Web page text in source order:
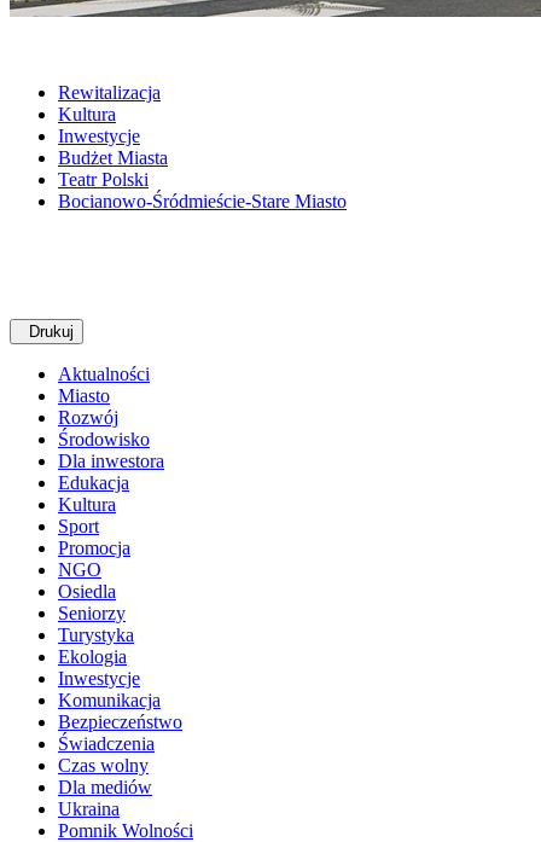
Rewitalizacja
Kultura
Inwestycje
Budżet Miasta
Teatr Polski
Bocianowo-Śródmieście-Stare Miasto
Drukuj
Aktualności
Miasto
Rozwój
Środowisko
Dla inwestora
Edukacja
Kultura
Sport
Promocja
NGO
Osiedla
Seniorzy
Turystyka
Ekologia
Inwestycje
Komunikacja
Bezpieczeństwo
Świadczenia
Czas wolny
Dla mediów
Ukraina
Pomnik Wolności